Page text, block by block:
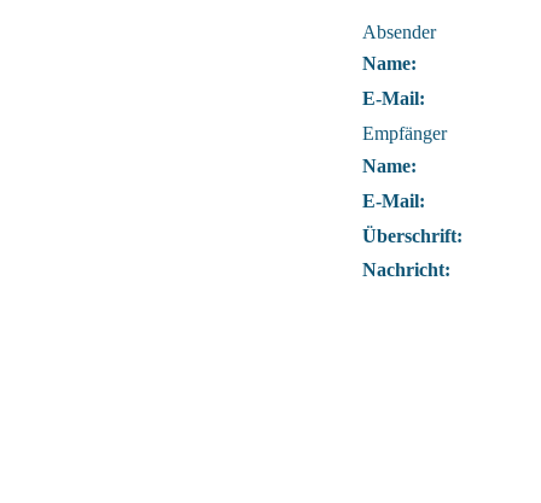
Absender
Name:
E-Mail:
Empfänger
Name:
E-Mail:
Überschrift:
Nachricht: